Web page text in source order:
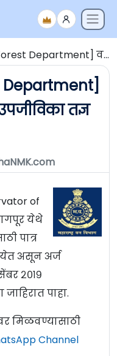
नागपूर येथे उपजीविका तज्ञ पदांची ०१ जागा
तज्ञ
of
येथे
पात्र
असून अर्ज
२०१९
पाहा.
मिळवण्यासाठी
Channel